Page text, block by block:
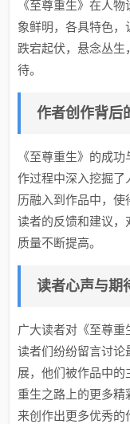
《至尊重生》在人
象鲜明，各具特色
跌宕起伏，悬念丛生
待。
作者创作背后
《至尊重生》的成
作过程中深入挖掘了
历融入到作品中，
读者的反馈和建议，
质量不断提高。
读者心声与期
广大读者对《至尊重
读者们纷纷留言讨论
展，他们被作品中
重生之路上的更多
来创作出更多优秀的